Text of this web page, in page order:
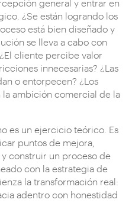
general y entrar en
¿Se están logrando los
está bien diseñado y
se lleva a cabo con
cliente percibe valor
innecesarias? ¿Las
o entorpecen? ¿Los
la ambición comercial de la
es un ejercicio teórico. Es
puntos de mejora,
construir un proceso de
con la estrategia de
la transformación real:
adentro con honestidad